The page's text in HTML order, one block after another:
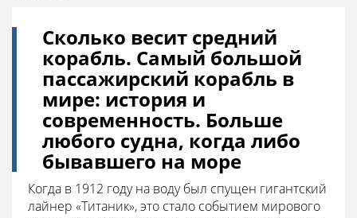
Сколько весит средний
корабль. Самый большой
пассажирский корабль в
мире: история и
современность. Больше
любого судна, когда либо
бывавшего на море
Когда в 1912 году на воду был спущен гигантский
лайнер «Титаник», это стало событием мирового